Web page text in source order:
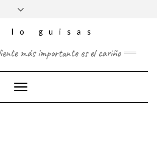
TWITTERPINTEREST
cabecera
más importante es el cariño
Cambiar
modo